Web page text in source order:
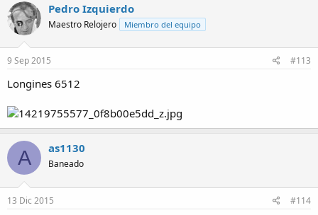
Pedro Izquierdo
Maestro Relojero Miembro del equipo
9 Sep 2015 #113
Longines 6512
A as1130
Baneado
13 Dic 2015 #114